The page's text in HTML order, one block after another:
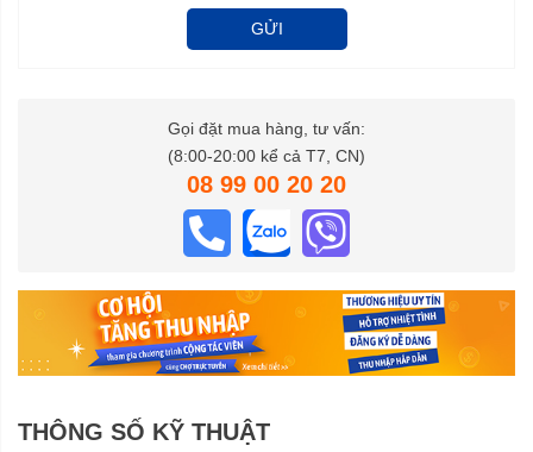
GỬI
Gọi đặt mua hàng, tư vấn:
(8:00-20:00 kể cả T7, CN)
08 99 00 20 20
THÔNG SỐ KỸ THUẬT